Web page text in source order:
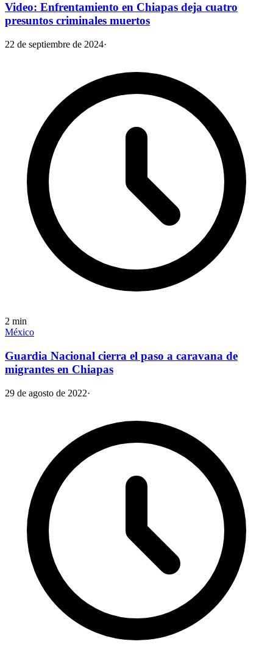
Video: Enfrentamiento en Chiapas deja cuatro
presuntos criminales muertos
22 de septiembre de 2024·
2 min
México
Guardia Nacional cierra el paso a caravana de
migrantes en Chiapas
29 de agosto de 2022·